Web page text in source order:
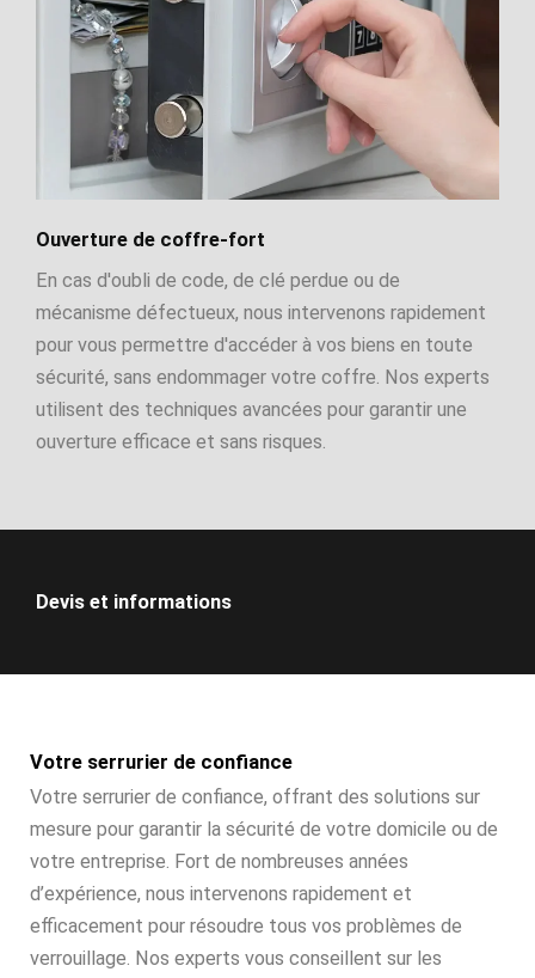
Ouverture de coffre-fort
En cas d'oubli de code, de clé perdue ou de
mécanisme défectueux, nous intervenons rapidement
pour vous permettre d'accéder à vos biens en toute
sécurité, sans endommager votre coffre. Nos experts
utilisent des techniques avancées pour garantir une
ouverture efficace et sans risques.
Devis et informations
Votre serrurier de confiance
Votre serrurier de confiance, offrant des solutions sur
mesure pour garantir la sécurité de votre domicile ou de
votre entreprise. Fort de nombreuses années
d’expérience, nous intervenons rapidement et
efficacement pour résoudre tous vos problèmes de
verrouillage. Nos experts vous conseillent sur les